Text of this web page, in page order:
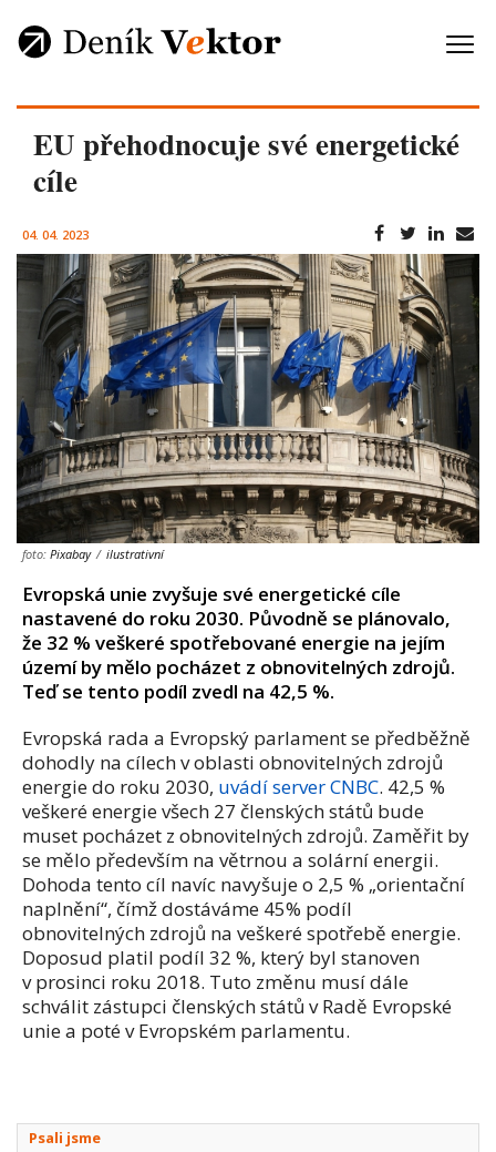
EU přehodnocuje své energetické
cíle
04. 04. 2023
foto: Pixabay / ilustrativní
Evropská unie zvyšuje své energetické cíle
nastavené do roku 2030. Původně se plánovalo,
že 32 % veškeré spotřebované energie na jejím
území by mělo pocházet z obnovitelných zdrojů.
Teď se tento podíl zvedl na 42,5 %.
Evropská rada a Evropský parlament se předběžně
dohodly na cílech v oblasti obnovitelných zdrojů
energie do roku 2030, uvádí server CNBC. 42,5 %
veškeré energie všech 27 členských států bude
muset pocházet z obnovitelných zdrojů. Zaměřit by
se mělo především na větrnou a solární energii.
Dohoda tento cíl navíc navyšuje o 2,5 % „orientační
naplnění“, čímž dostáváme 45% podíl
obnovitelných zdrojů na veškeré spotřebě energie.
Doposud platil podíl 32 %, který byl stanoven
v prosinci roku 2018. Tuto změnu musí dále
schválit zástupci členských států v Radě Evropské
unie a poté v Evropském parlamentu.
Psali jsme